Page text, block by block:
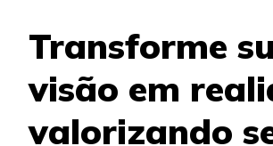
Transforme
visão em
valorizando